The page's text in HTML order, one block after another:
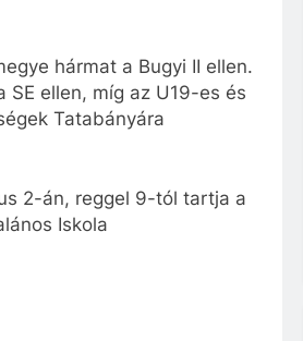
hármat a Bugyi II ellen.
ellen, míg az U19-es és
Tatabányára
2-án, reggel 9-tól tartja a
Iskola